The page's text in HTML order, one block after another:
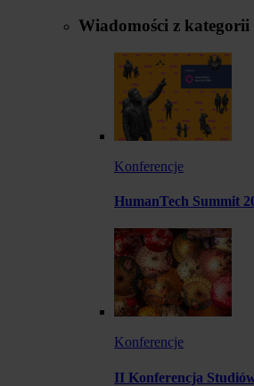
Wiadomości z kategorii
Konferencje
HumanTech Summit
Konferencje
II Konferencja